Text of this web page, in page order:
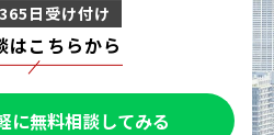
日受け付け
はこちらから
に無料相談してみる